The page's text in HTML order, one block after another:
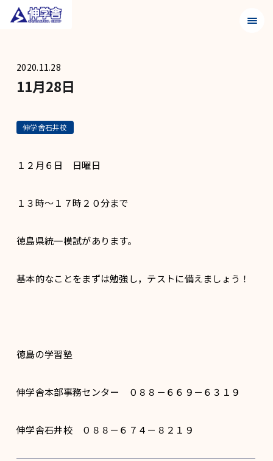
メニ
2020.11.28
11月28日
伸学舎石井校
１２月６日 日曜日
１３時～１７時２０分まで
徳島県統一模試があります。
基本的なことをまずは勉強し，テストに備えましょう！
徳島の学習塾
伸学舎本部事務センター ０８８－６６９－６３１９
伸学舎石井校 ０８８－６７４－８２１９